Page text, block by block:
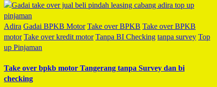
Adira Gadai BPKB Motor Take over BPKB Take over BPKB
motor Take over kredit motor Tanpa BI Checking tanpa survey Top
up Pinjaman
Take over bpkb motor Tangerang tanpa Survey dan bi
checking